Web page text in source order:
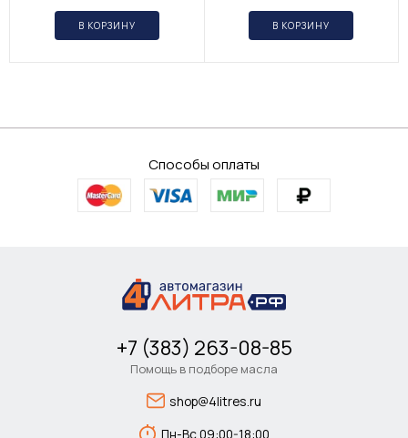
В КОРЗИНУ В КОРЗИНУ
Способы оплаты
+7 (383) 263-08-85
Помощь в подборе масла
shop@4litres.ru
Пн-Вс 09:00-18:00